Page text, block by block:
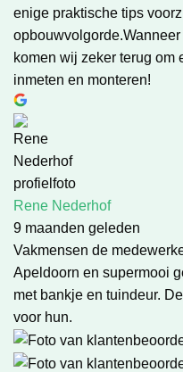
enige praktische tips
komen wij zeker terug om
inmeten en monteren!
Rene Nederhof
9 maanden geleden
Vakmensen de
Apeldoorn en supermooi
met bankje en tuindeur.
voor hun.